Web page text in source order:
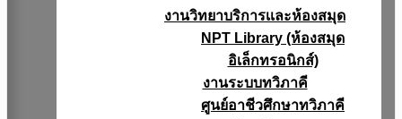
งานวิทยาบริการเเละห้องสมุด
NPT Library (ห้องสมุด
อิเล็กทรอนิกส์)
งานระบบทวิภาคี
ศูนย์อาชีวศึกษาทวิภาคี